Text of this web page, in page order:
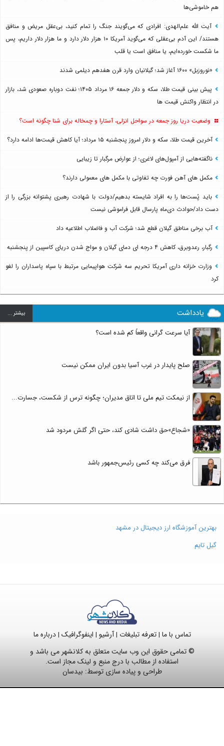
هم خاموشی‌ها
آیت الله علم‌الهدی: افرادی که می‌گویند جنگ را تمام کنید، بی‌عقل مریض و منافق
هستند/ این آدم بی‌عقلی که می‌گوید آمریکا ۱۰ هزار دلار دارد و ما هزار دلار داریم، پس
ما شکست خورده‌ایم، یا منافق است یا قلب
«نوروزبل» ۱۶۰۰ آغاز شد؛ گیلانیان وارد قرن هفدهم دیلمی شدند
پیش بینی قیمت طلا، سکه و دلار جمعه ۱۶ مرداد ۱۴۰۵؛ نفت دوباره صعودی شد، بازار
در انتظار واکنش قیمت ها
وضعیت دریا روز جمعه در سواحل انزلی، آستارا و چمخاله برای شنا چگونه است؟
آخرین قیمت طلا، سکه و دلار امروز پنجشنبه ۱۵ مرداد؛ آیا کاهش قیمت‌ها ادامه دارد؟
ناگفته‌هایی از آمپول‌های لاغری؛ از عوارض مرگبار تا زیبایی
مکمل های آهن فورت چه تفاوتی با مکمل های معمولی دارند؟
باید پُست‌ها را به افراد شایسته بدهیم/دولت با شهادت رهبری پشتوانه بزرگی را از
دست داد/حوادث دی‌ماه پارسال قابل فراموشی نیست
آب برخی مناطق گیلان قطع شد؛ شرکت آب و فاضلاب اطلاعیه داد
رگبار، رعدوبرق، کاهش ۴ درجه ای دمای گیلان و مواج شدن دریای کاسپین از پنجشنبه
وزارت خزانه داری آمریکا تحریم سه شرکت هواپیمایی مرتبط با سپاه پاسداران را لغو
کرد
یادداشت بيشتر ...
آیا سرعت گرانی واقعاً کم شده است؟
صلح پایدار در غرب آسیا بدون ایران ممکن نیست
از نیمکت تیم ملی تا اتاق مدیران؛ چگونه ترس از شکست، جسارت...
«شجاع»حق داشت شادی کند، حتی اگر گلش مردود شد
فرق می‌کند چه کسی رئیس‌جمهور باشد
بهترین آموزشگاه ارز دیجیتال در مشهد
گیل تایم
تماس با ما |تعرفه تبلیغات |آرشیو | اینفوگرافیک |درباره ما
© تمامی حقوق این وب سایت متعلق به کلانشهر می باشد و
استفاده از مطالب با درج منبع و لینک مجاز است.
طراحی و پیاده سازی توسط: بیدسان